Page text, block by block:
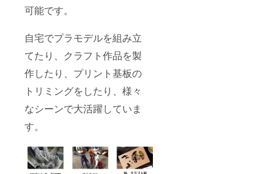
可能です。
自宅でプラモデルを組み立
てたり、クラフト作品を製
作したり、プリント基板の
トリミングをしたり、様々
なシーンで大活躍していま
す。